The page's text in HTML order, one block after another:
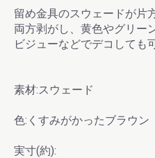
留め金具のスウェードが片
両方剥がし、黄色やグリー
ビジューなどでデコしても
素材:スウェード
色:くすみがかったブラウン
実寸(約):